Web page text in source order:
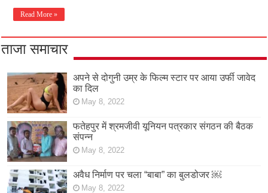
Read More »
ताजा समाचार
अपने से दोगुनी उम्र के फिल्म स्टार पर आया उर्फी जावेद
का दिल
May 8, 2022
फतेहपुर में श्रमजीवी यूनियन पत्रकार संगठन की बैठक
संपन्न
May 8, 2022
अवैध निर्माण पर चला “बाबा” का बुलडोजर ￼
May 8, 2022